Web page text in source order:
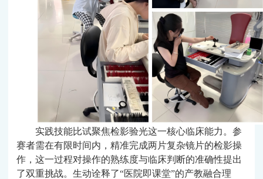
实践技能比试聚焦检影验光这一核心临床能力。参
赛者需在有限时间内，精准完成两片复杂镜片的检影操
作，这一过程对操作的熟练度与临床判断的准确性提出
了双重挑战。生动诠释了“医院即课堂”的产教融合理